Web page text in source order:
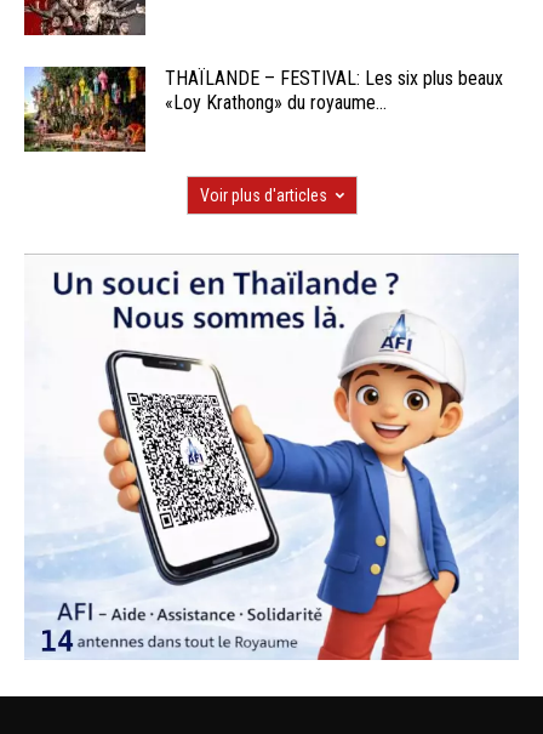
THAÏLANDE – FESTIVAL: Les six plus beaux
«Loy Krathong» du royaume...
Voir plus d'articles